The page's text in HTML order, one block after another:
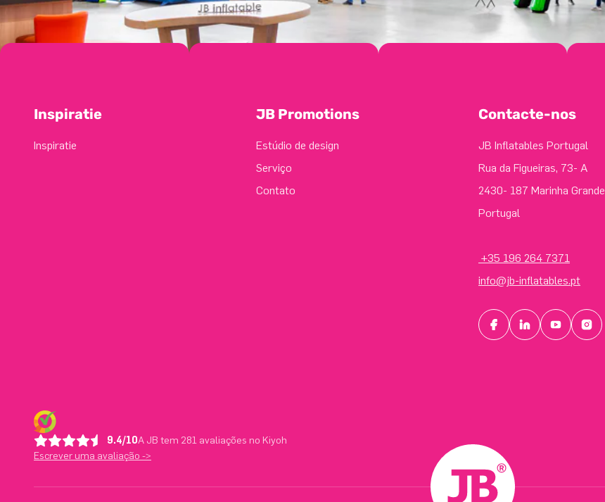
Inspiratie
Inspiratie
JB Promotions
Estúdio de design
Serviço
Contato
Contacte-nos
JB Inflatables Portugal
Rua da Figueiras, 73- A
2430- 187 Marinha Grande
Portugal
+35 196 264 7371
info@jb-inflatables.pt
9.4/10A JB tem 281 avaliações no Kiyoh
Escrever uma avaliação ->